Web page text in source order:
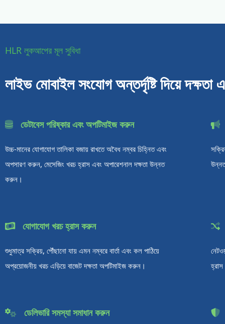
HLR লুকআপের মূল সুবিধা
লাইভ মোবাইল সংযোগ অন্তর্দৃষ্টি দিয়ে দক্ষতা
ডেটাবেস পরিষ্কার এবং অপটিমাইজ করুন
উচ্চ-মানের যোগাযোগ তালিকা বজায় রাখতে অবৈধ নম্বর চিহ্নিত এবং
অপসারণ করুন, মেসেজিং খরচ হ্রাস এবং অপারেশনাল দক্ষতা উন্নত
করুন।
যোগাযোগ খরচ হ্রাস করুন
শুধুমাত্র সক্রিয়, পৌঁছানো যায় এমন নম্বরে বার্তা এবং কল পাঠিয়ে
অপ্রয়োজনীয় খরচ এড়িয়ে বাজেট দক্ষতা অপটিমাইজ করুন।
ডেলিভারি সমস্যা সমাধান করুন